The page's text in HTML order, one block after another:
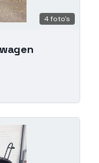
4 foto's